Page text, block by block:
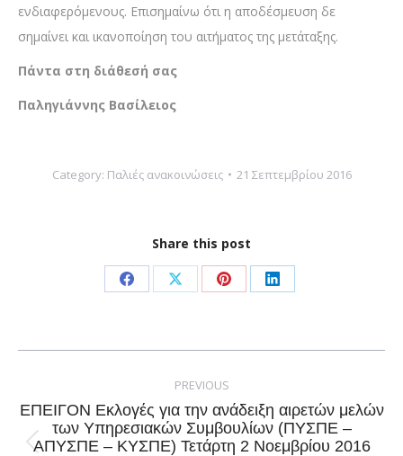
ενδιαφερόμενους. Επισημαίνω ότι η αποδέσμευση δε
σημαίνει και ικανοποίηση του αιτήματος της μετάταξης.
Πάντα στη διάθεσή σας
Παληγιάννης Βασίλειος
Category: Παλιές ανακοινώσεις 21 Σεπτεμβρίου 2016
Share this post
Share
Facebook
Share
X
Share
Pinterest
Share
LinkedIn
PREVIOUS
ΕΠΕΙΓΟΝ Εκλογές για την ανάδειξη αιρετών μελών
των Υπηρεσιακών Συμβουλίων (ΠΥΣΠΕ –
ΑΠΥΣΠΕ – ΚΥΣΠΕ) Τετάρτη 2 Νοεμβρίου 2016